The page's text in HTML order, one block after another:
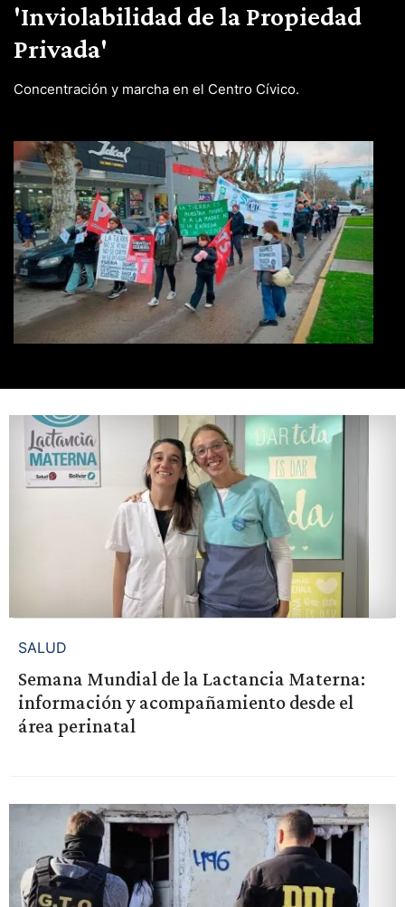
'Inviolabilidad de la Propiedad
Privada'
Concentración y marcha en el Centro Cívico.
SALUD
Semana Mundial de la Lactancia Materna:
información y acompañamiento desde el
área perinatal